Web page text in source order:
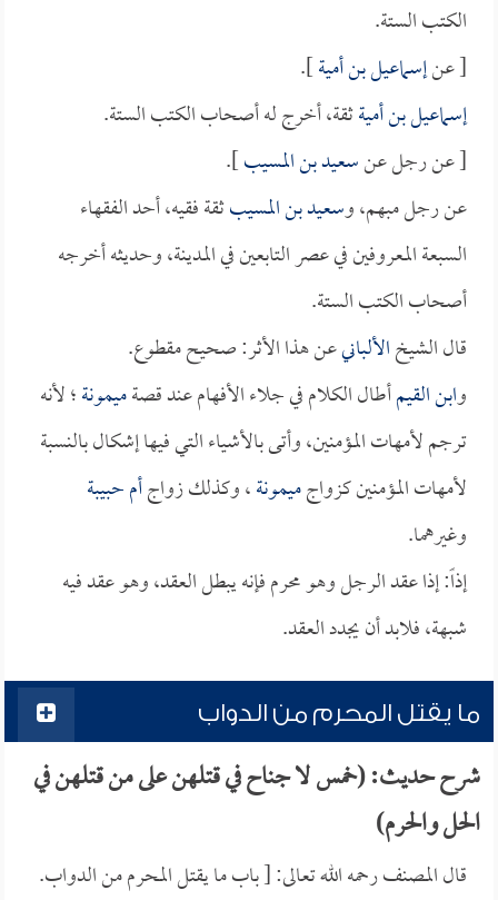
الكتب الستة.
[ عنإسماعيل بن أمية].
إسماعيل بن أميةثقة، أخرج له أصحاب الكتب الستة.
[ عن رجل عنسعيد بن المسيب].
عن رجل مبهم، وسعيد بن المسيبثقة فقيه، أحد الفقهاء
السبعة المعروفين في عصر التابعين في المدينة، وحديثه أخرجه
أصحاب الكتب الستة.
قال الشيخالألبانيعن هذا الأثر: صحيح مقطوع.
وابن القيمأطال الكلام في جلاء الأفهام عند قصةميمونة؛ لأنه
ترجم لأمهات المؤمنين، وأتى بالأشياء التي فيها إشكال بالنسبة
لأمهات المؤمنين كزواجميمونة، وكذلك زواجأم حبيبة
وغيرهما.
إذاً: إذا عقد الرجل وهو محرم فإنه يبطل العقد، وهو عقد فيه
شبهة، فلابد أن يجدد العقد.
ما يقتل المحرم من الدواب
شرح حديث: (خمس لا جناح في قتلهن على من قتلهن في
الحل والحرم)
قال المصنف رحمه الله تعالى: [ باب ما يقتل المحرم من الدواب.